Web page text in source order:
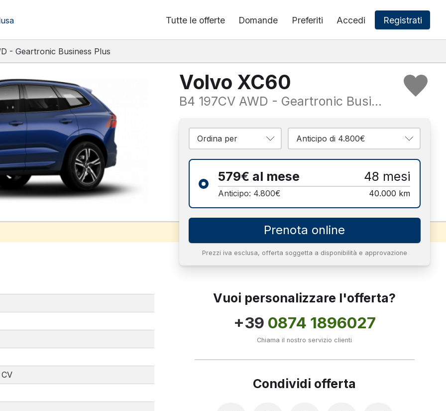
Tutte le offerte Domande Preferiti Accedi Registrati
- Geartronic Business Plus
Volvo XC60
B4 197CV AWD - Geartronic Business Plus
579€ al mese, 48 mesi
579€ al mese 48 mesi
Anticipo: 4.800€ 40.000 km
Prenota online
Prezzi iva esclusa, offerta soggetta a disponibilità e approvazione
Vuoi personalizzare l'offerta?
+39 0874 1896027
Chiama il nostro servizio clienti
Condividi offerta